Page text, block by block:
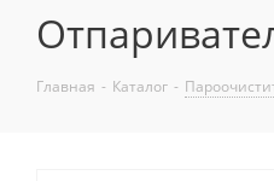
Главная - Каталог -